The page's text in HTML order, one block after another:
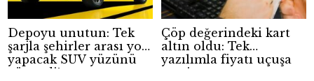
Depoyu unutun: Tek
şarjla şehirler arası yol
yapacak SUV yüzünü
gösterdi!
Çöp değerindeki kart
altın oldu: Tek
yazılımla fiyatı uçuşa
geçti